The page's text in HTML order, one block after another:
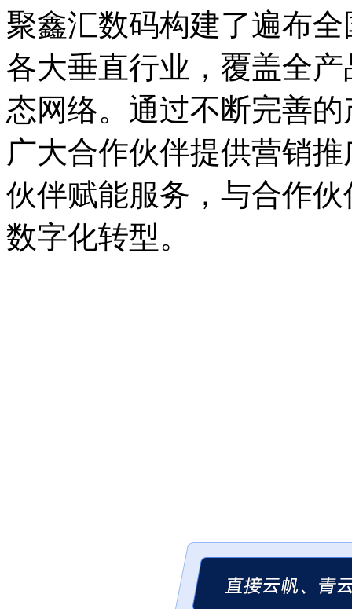
聚鑫汇数码构建了遍布全国
各大垂直行业，覆盖全
态网络。通过不断完善的
广大合作伙伴提供营销推广
伙伴赋能服务，与合作
数字化转型。